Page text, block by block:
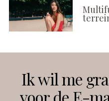
Ik wil me